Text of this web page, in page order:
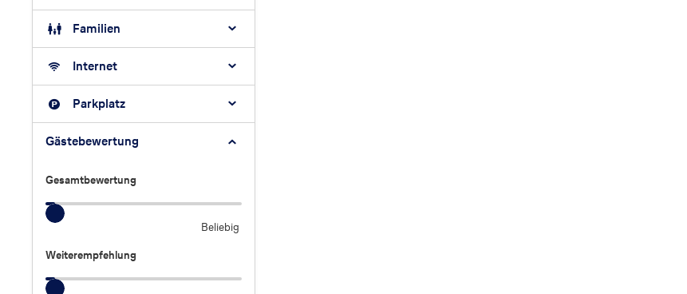
Familien
Internet
Parkplatz
Gästebewertung
Gesamtbewertung
Gesamtbewertung
Beliebig
Weiterempfehlung
Weiterempfehlung